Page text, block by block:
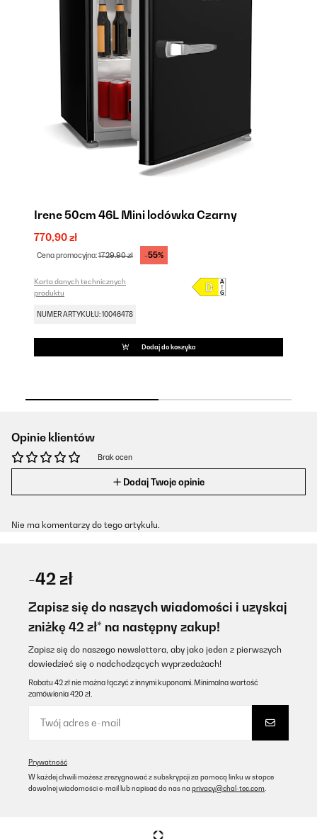
Irene 50cm 46L Mini lodówka Czarny
770,90 zł
Cena promocyjna:1729,90 zł -55%
Karta danych technicznych
produktu
NUMER ARTYKUŁU: 10046478
Dodaj do koszyka
Opinie klientów
Brak ocen
Dodaj Twoje opinie
Nie ma komentarzy do tego artykułu.
-42 zł
Zapisz się do naszych wiadomości i uzyskaj
zniżkę 42 zł* na następny zakup!
Zapisz się do naszego newslettera, aby jako jeden z pierwszych
dowiedzieć się o nadchodzących wyprzedażach!
Rabatu 42 zł nie można łączyć z innymi kuponami. Minimalna wartość
zamówienia 420 zł.
Prywatność
W każdej chwili możesz zrezygnować z subskrypcji za pomocą linku w stopce
dowolnej wiadomości e-mail lub napisać do nas na privacy@chal-tec.com